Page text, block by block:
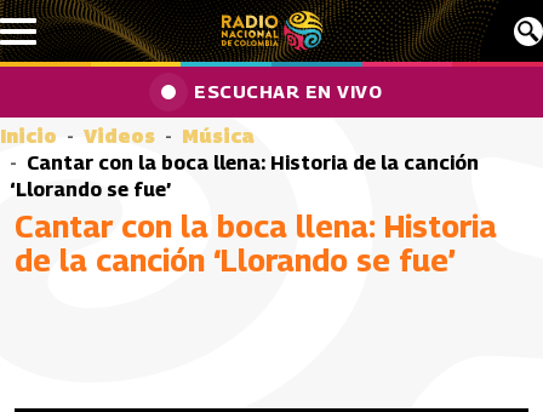
Pasar al contenido principal
ESCUCHAR EN VIVO
Inicio Videos
Música
Cantar con la boca llena: Historia de la canción
‘Llorando se fue’
Cantar con la boca llena: Historia
de la canción ‘Llorando se fue’